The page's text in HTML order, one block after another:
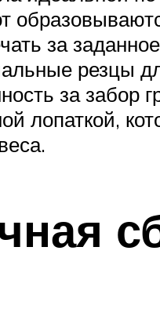
за
резцы
за забор
лопаткой,